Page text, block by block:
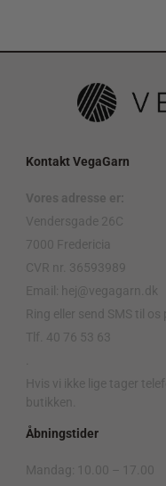
Kontakt VegaGarn
Vores adresse er:
Vendersgade 26C
7000 Fredericia
CVR nr. 36593989
Email: hej@vegagarn.dk
Ring eller send SMS til os
Tlf. 40 76 53 63
Hvis vi ikke lige tager
butikken.
Åbningstider
Mandag: 10.00 – 17.00